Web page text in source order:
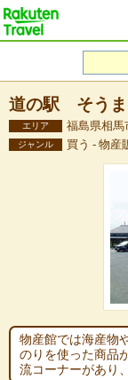
道の駅 そうま
エリア 福島県相馬
ジャンル 買う - 物産
物産館では海産物
のりを使った商品
流コーナーがあり